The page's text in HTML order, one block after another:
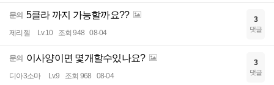
문의 5클라 까지 가능할까요??
제리젤 Lv.10 조회 948 08-04
3
댓글
문의 이사양이면 몇개할수있나요?
디아3소마 Lv.9 조회 968 08-04
3
댓글